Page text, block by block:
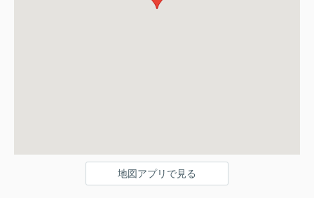
地図アプリで見る